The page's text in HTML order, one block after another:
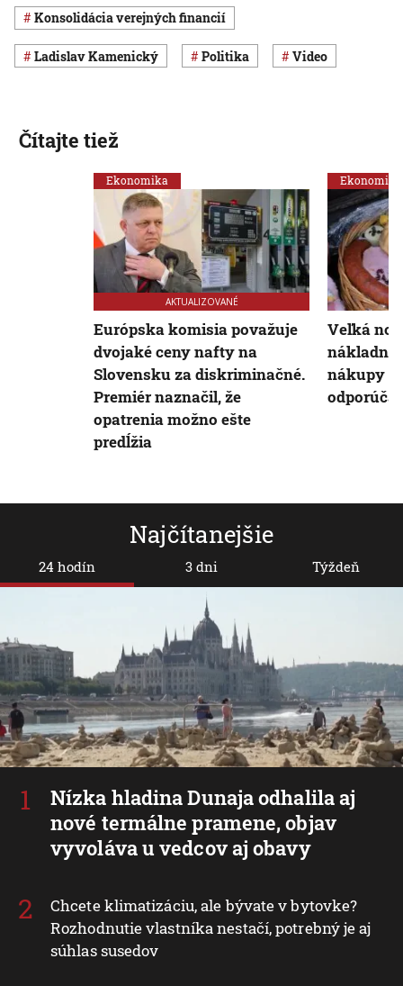
konsolidácia verejných financií
Ladislav Kamenický Politika Video
Najčítanejšie
24 hodín
Nízka hladina Dunaja odhalila aj
nové termálne pramene, objav
vyvoláva u vedcov aj obavy
Chcete klimatizáciu, ale bývate v bytovke?
Rozhodnutie vlastníka nestačí, potrebný je aj
súhlas susedov
3 dni Týždeň
Čítajte tiež
Ekonomika
AKTUALIZOVANÉ
Európska komisia považuje
dvojaké ceny nafty na
Slovensku za diskriminačné.
Premiér naznačil, že
opatrenia možno ešte
predĺžia
Ekonomika
Veľká
nákupy